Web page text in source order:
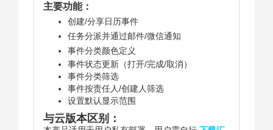
主要功能：
创建/分享日历事件
任务分派并通过邮件/微信通知
事件分类颜色定义
事件状态更新（打开/完成/取消）
事件分类筛选
事件按责任人/创建人筛选
设置默认显示范围
与云版本区别：